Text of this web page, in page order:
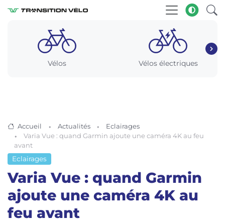
Vélos Vélos électriques
Accueil Actualités
Eclairages
Varia Vue : quand Garmin ajoute une caméra 4K au feu
avant
Eclairages
Varia Vue : quand Garmin
ajoute une caméra 4K au
feu avant